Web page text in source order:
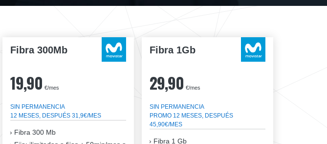
Fibra 300Mb
19,90 €/mes
SIN PERMANENCIA
12 MESES, DESPUÉS 31,9€/MES
Fibra 300 Mb
Fibra 1Gb
29,90 €/mes
SIN PERMANENCIA
PROMO 12 MESES, DESPUÉS
45,90€/MES
Fibra 1 Gb